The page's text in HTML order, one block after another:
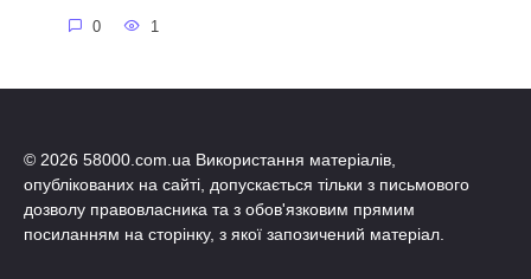
0 1
© 2026 58000.com.ua Використання матеріалів,
опублікованих на сайті, допускається тільки з письмового
дозволу правовласника та з обов'язковим прямим
посиланням на сторінку, з якої запозичений матеріал.